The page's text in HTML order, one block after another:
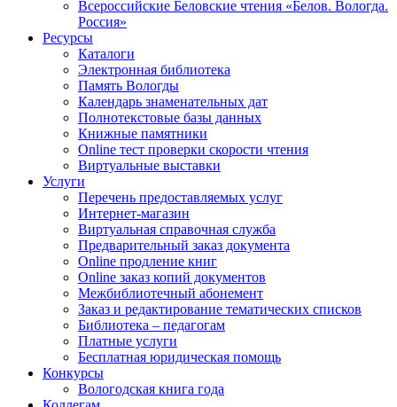
Всероссийские Беловские чтения «Белов. Вологда.
Россия»
Ресурсы
Каталоги
Электронная библиотека
Память Вологды
Календарь знаменательных дат
Полнотекстовые базы данных
Книжные памятники
Online тест проверки скорости чтения
Виртуальные выставки
Услуги
Перечень предоставляемых услуг
Интернет-магазин
Виртуальная справочная служба
Предварительный заказ документа
Online продление книг
Online заказ копий документов
Межбиблиотечный абонемент
Заказ и редактирование тематических списков
Библиотека – педагогам
Платные услуги
Бесплатная юридическая помощь
Конкурсы
Вологодская книга года